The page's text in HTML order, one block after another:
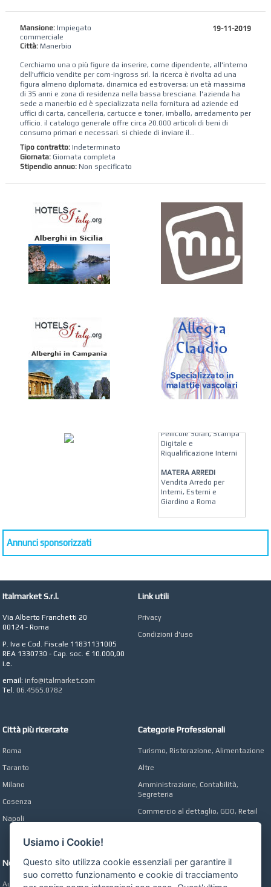
Mansione:Impiegato
commerciale
Città:Manerbio
19-11-2019
Cerchiamo una o più figure da inserire, come dipendente, all'interno
dell'ufficio vendite per com-ingross srl. la ricerca è rivolta ad una
figura almeno diplomata, dinamica ed estroversa; un età massima
di 35 anni e zona di residenza nella bassa bresciana. l'azienda ha
sede a manerbio ed è specializzata nella fornitura ad aziende ed
uffici di carta, cancelleria, cartucce e toner, imballo, arredamento per
ufficio. il catalogo generale offre circa 20.000 articoli di beni di
consumo primari e necessari. si chiede di inviare il...
Tipo contratto:Indeterminato
Giornata: Giornata completa
Stipendio annuo: Non specificato
Pellicole Solari, Stampa
Digitale e
Riqualificazione Interni
MATERA ARREDI
Vendita Arredo per
Interni, Esterni e
Giardino a Roma
STUDIO MICCI
Antonella Micci,
Roma
Azienda Agricola a
Digital marketing e Web
Annunci sponsorizzati
Italmarket S.r.l.
Via Alberto Franchetti 20
00124 - Roma
P. Iva e Cod. Fiscale 11831131005
REA 1330730 - Cap. soc. € 10.000,00
i.e.
email: info@italmarket.com
Tel. 06.4565.0782
Link utili
Privacy
Condizioni d'uso
Città più ricercate
Roma
Taranto
Milano
Cosenza
Napoli
Categorie Professionali
Turismo, Ristorazione, Alimentazione
Altre
Amministrazione, Contabilità,
Segreteria
Commercio al dettaglio, GDO, Retail
Network
Automobili Online
Usiamo i Cookie!
Questo sito utilizza cookie essenziali per garantire il
suo corretto funzionamento e cookie di tracciamento